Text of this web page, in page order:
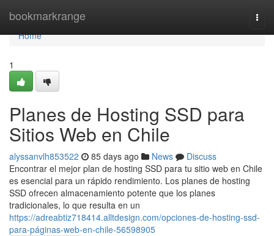
bookmarkrange
Home
Home
1
Planes de Hosting SSD para
Sitios Web en Chile
alyssanvlh853522 85 days ago News
Discuss
Encontrar el mejor plan de hosting SSD para tu sitio web en Chile
es esencial para un rápido rendimiento. Los planes de hosting
SSD ofrecen almacenamiento potente que los planes
tradicionales, lo que resulta en un
https://adreabtiz718414.alltdesign.com/opciones-de-hosting-ssd-
para-páginas-web-en-chile-56598905